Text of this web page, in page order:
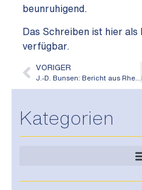
beunruhigend.
Das Schreiben ist hier als
verfügbar.
VORIGER
J.-D. Bunsen: Bericht aus Rheinland-Pfalz 2020
Kategorien